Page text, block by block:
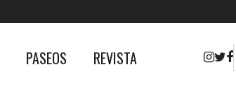
PASEOS REVISTA